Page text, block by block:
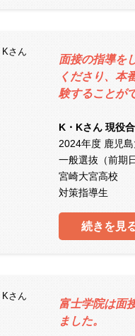
面接の指導を
くださり、本
験することが
K・Kさん 現役
2024年度 鹿児
一般選抜（前期
宮崎大宮高校
対策指導生
続きを見
富士学院は面
ました。